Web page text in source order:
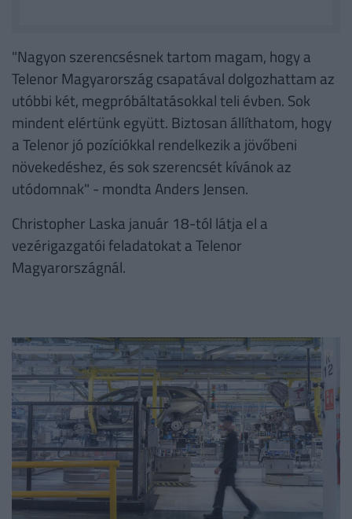
"Nagyon szerencsésnek tartom magam, hogy a
Telenor Magyarország csapatával dolgozhattam az
utóbbi két, megpróbáltatásokkal teli évben. Sok
mindent elértünk együtt. Biztosan állíthatom, hogy
a Telenor jó pozíciókkal rendelkezik a jövőbeni
növekedéshez, és sok szerencsét kívánok az
utódomnak" - mondta Anders Jensen.
Christopher Laska január 18-tól látja el a
vezérigazgatói feladatokat a Telenor
Magyarországnál.